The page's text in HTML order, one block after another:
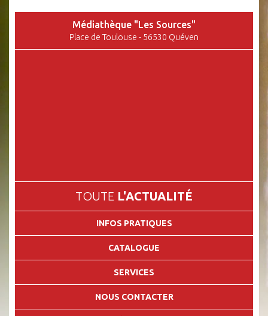
Médiathèque "Les Sources"
Place de Toulouse - 56530 Quéven
TOUTE L'ACTUALITÉ
INFOS PRATIQUES
CATALOGUE
SERVICES
NOUS CONTACTER